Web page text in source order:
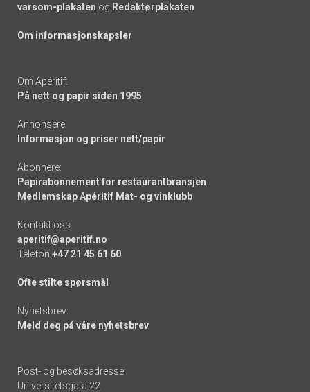
varsom-plakaten og Redaktørplakaten
Om informasjonskapsler
Om Apéritif:
På nett og papir siden 1995
Annonsere:
Informasjon og priser nett/papir
Abonnere:
Papirabonnement for restaurantbransjen
Medlemskap Apéritif Mat- og vinklubb
Kontakt oss:
aperitif@aperitif.no
Telefon +47 21 45 61 60
Ofte stilte spørsmål
Nyhetsbrev:
Meld deg på våre nyhetsbrev
Post- og besøksadresse:
Universitetsgata 22